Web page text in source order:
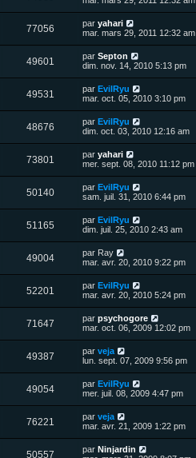
g
e
s
s
a
g
e
s
e
r
m
e
s
s
a
g
e
u
i
e
r
m
e
s
s
a
g
e
77056V
u
D
e
i
e
r
m
e
s
s
a
g
e
par yahari
mar. mars 29, 2011 12:32 am
49601
u
s
D
e
i
e
r
m
e
s
s
a
g
e
par Septon
dim. nov. 14, 2010 5:13 pm
49531
u
D
e
i
e
r
m
e
s
s
a
g
e
par EvilRyu
mar. oct. 05, 2010 3:10 pm
48676V
u
s
D
e
i
e
r
m
e
s
s
a
g
e
par EvilRyu
dim. oct. 03, 2010 12:16 am
73801
u
s
D
e
i
e
r
m
e
s
s
a
g
e
par yahari
mer. sept. 08, 2010 11:12 pm
50140V
u
s
D
e
i
e
r
m
e
s
s
a
g
e
par EvilRyu
sam. juil. 31, 2010 6:44 pm
51165V
u
D
e
i
e
r
m
e
s
s
a
g
e
par EvilRyu
dim. juil. 25, 2010 2:43 am
49004V
u
s
D
e
i
e
r
m
e
s
s
a
g
e
par Ray
mar. avr. 20, 2010 9:22 pm
52201
u
s
D
e
i
e
r
m
e
s
s
a
g
e
par EvilRyu
mar. avr. 20, 2010 5:24 pm
71647V
u
s
D
e
i
e
r
m
e
s
s
a
g
e
par psychogore
mar. oct. 06, 2009 12:02 pm
49387V
u
D
e
i
e
r
m
e
s
s
a
par veja
lun. sept. 07, 2009 9:56 pm
49054V
u
s
D
e
i
e
r
m
par EvilRyu
mer. juil. 08, 2009 4:47 pm
76221
u
D
e
i
par veja
mar. avr. 21, 2009 1:22 pm
50557V
D
par Ninjardin